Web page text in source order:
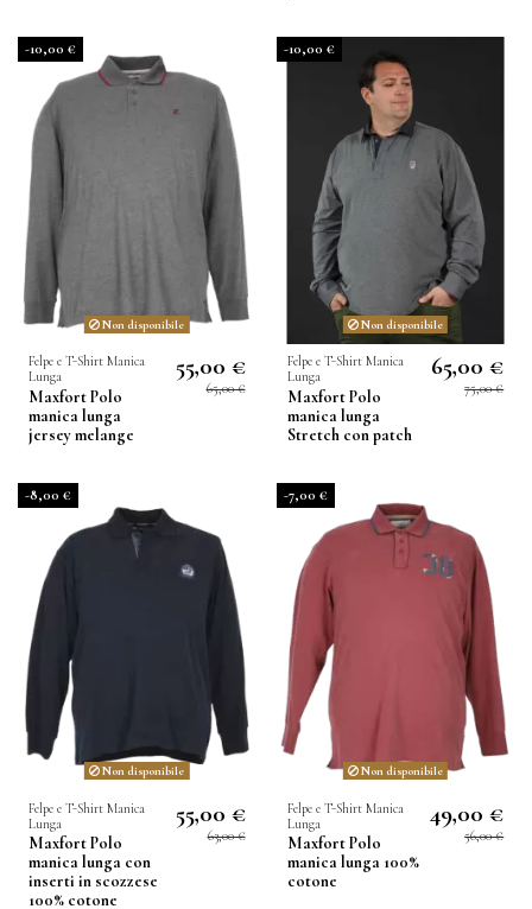
-10,00 €
Non disponibile
Felpe e T-Shirt Manica
Lunga
Maxfort Polo
manica lunga
jersey melange
55,00 €
65,00 €
-10,00 €
Non disponibile
Felpe e T-Shirt Manica
Lunga
Maxfort Polo
manica lunga
Stretch con patch
65,00 €
75,00 €
-8,00 €
Non disponibile
Felpe e T-Shirt Manica
Lunga
Maxfort Polo
manica lunga con
inserti in scozzese
100% cotone
55,00 €
63,00 €
-7,00 €
Non disponibile
Felpe e T-Shirt Manica
Lunga
Maxfort Polo
manica lunga 100%
cotone
49,00 €
56,00 €